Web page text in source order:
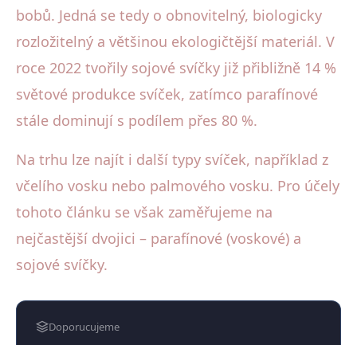
bobů. Jedná se tedy o obnovitelný, biologicky
rozložitelný a většinou ekologičtější materiál. V
roce 2022 tvořily sojové svíčky již přibližně 14 %
světové produkce svíček, zatímco parafínové
stále dominují s podílem přes 80 %.
Na trhu lze najít i další typy svíček, například z
včelího vosku nebo palmového vosku. Pro účely
tohoto článku se však zaměřujeme na
nejčastější dvojici – parafínové (voskové) a
sojové svíčky.
Doporucujeme